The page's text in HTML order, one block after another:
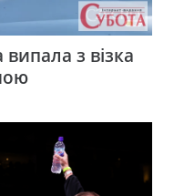
з візка